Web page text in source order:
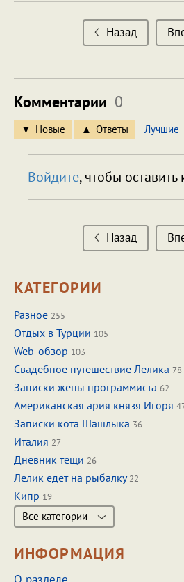
Назад
Комментарии 0
Новые Ответы Лучшие
Войдите, чтобы
Назад
КАТЕГОРИИ
Разное 255
Отдых в Турции 105
Web-обзор 103
Свадебное путешествие Лелика 78
Записки жены программиста 62
Американская ария князя Игоря
Записки кота Шашлыка 36
Италия 27
Дневник тещи 26
Лелик едет на рыбалку22
Кипр 19
Все категории
ИНФОРМАЦИЯ